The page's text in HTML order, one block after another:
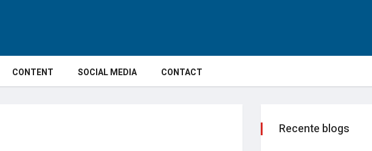
CONTENT SOCIAL MEDIA CONTACT
Recente blogs